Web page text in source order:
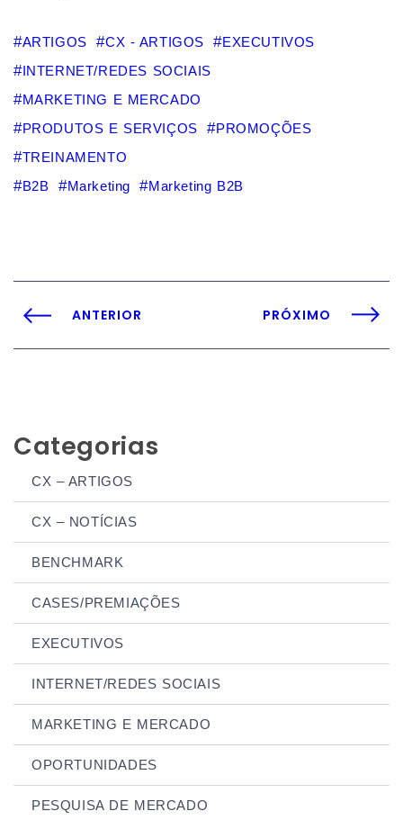
Categorias
CX – ARTIGOS
CX – NOTÍCIAS
BENCHMARK
CASES/PREMIAÇÕES
EXECUTIVOS
INTERNET/REDES SOCIAIS
MARKETING E MERCADO
OPORTUNIDADES
PESQUISA DE MERCADO
ARTIGOS CX - ARTIGOS
EXECUTIVOS
INTERNET/REDES SOCIAIS
MARKETING E MERCADO
PRODUTOS E SERVIÇOS
PROMOÇÕES
TREINAMENTO
B2B
Marketing Marketing B2B
ANTERIOR PRÓXIMO